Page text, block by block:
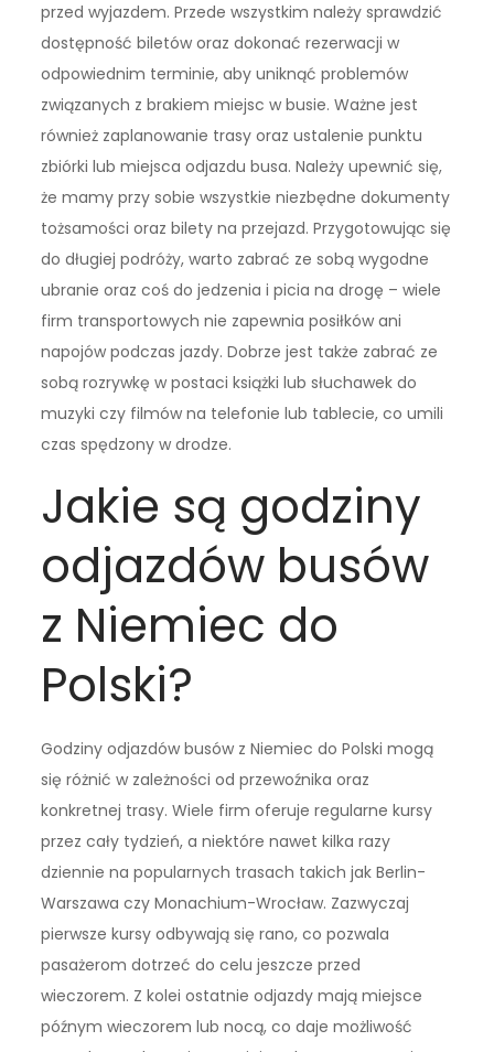
przed wyjazdem. Przede wszystkim należy sprawdzić
dostępność biletów oraz dokonać rezerwacji w
odpowiednim terminie, aby uniknąć problemów
związanych z brakiem miejsc w busie. Ważne jest
również zaplanowanie trasy oraz ustalenie punktu
zbiórki lub miejsca odjazdu busa. Należy upewnić się,
że mamy przy sobie wszystkie niezbędne dokumenty
tożsamości oraz bilety na przejazd. Przygotowując się
do długiej podróży, warto zabrać ze sobą wygodne
ubranie oraz coś do jedzenia i picia na drogę – wiele
firm transportowych nie zapewnia posiłków ani
napojów podczas jazdy. Dobrze jest także zabrać ze
sobą rozrywkę w postaci książki lub słuchawek do
muzyki czy filmów na telefonie lub tablecie, co umili
czas spędzony w drodze.
Jakie są godziny
odjazdów busów
z Niemiec do
Polski?
Godziny odjazdów busów z Niemiec do Polski mogą
się różnić w zależności od przewoźnika oraz
konkretnej trasy. Wiele firm oferuje regularne kursy
przez cały tydzień, a niektóre nawet kilka razy
dziennie na popularnych trasach takich jak Berlin-
Warszawa czy Monachium-Wrocław. Zazwyczaj
pierwsze kursy odbywają się rano, co pozwala
pasażerom dotrzeć do celu jeszcze przed
wieczorem. Z kolei ostatnie odjazdy mają miejsce
późnym wieczorem lub nocą, co daje możliwość